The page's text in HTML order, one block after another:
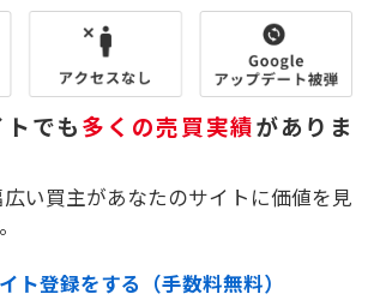
でも多くの売買実績がありま
い買主があなたのサイトに価値を見
ト登録をする（手数料無料）